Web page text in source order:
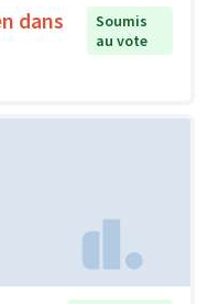
dans
Soumis
au vote